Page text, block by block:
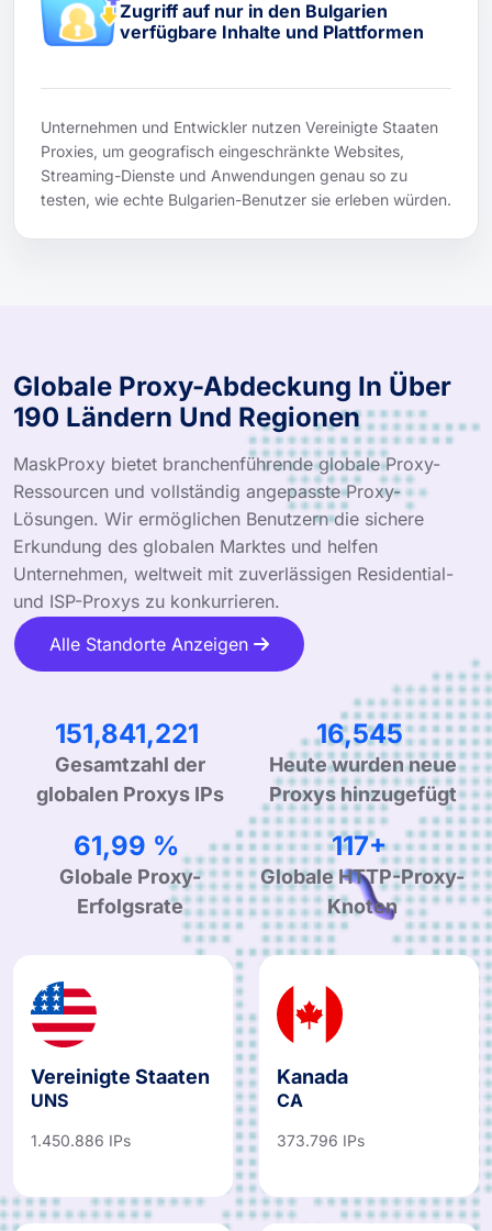
Zugriff auf nur in den Bulgarien
verfügbare Inhalte und Plattformen
Unternehmen und Entwickler nutzen Vereinigte Staaten
Proxies, um geografisch eingeschränkte Websites,
Streaming-Dienste und Anwendungen genau so zu
testen, wie echte Bulgarien-Benutzer sie erleben würden.
Globale Proxy-Abdeckung In Über
190 Ländern Und Regionen
MaskProxy bietet branchenführende globale Proxy-
Ressourcen und vollständig angepasste Proxy-
Lösungen. Wir ermöglichen Benutzern die sichere
Erkundung des globalen Marktes und helfen
Unternehmen, weltweit mit zuverlässigen Residential-
und ISP-Proxys zu konkurrieren.
Alle Standorte Anzeigen
244,679,685
Gesamtzahl der
globalen Proxys IPs
26,467
Heute wurden neue
Proxys hinzugefügt
99,90 %
Globale Proxy-
Erfolgsrate
190+
Globale HTTP-Proxy-
Knoten
Vereinigte Staaten
UNS
1.450.886 IPs
Kanada
CA
373.796 IPs